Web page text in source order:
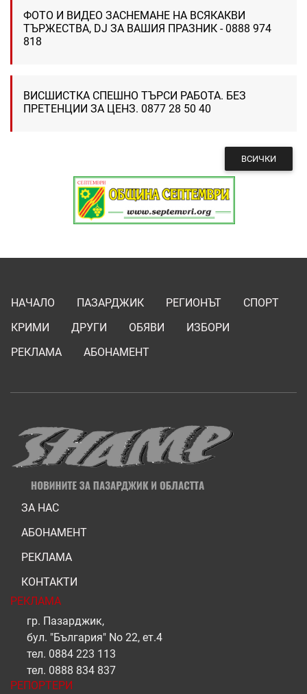
ФОТО И ВИДЕО ЗАСНЕМАНЕ НА ВСЯКАКВИ
ТЪРЖЕСТВА, DJ ЗА ВАШИЯ ПРАЗНИК - 0888 974
818
ВИСШИСТКА СПЕШНО ТЪРСИ РАБОТА. БЕЗ
ПРЕТЕНЦИИ ЗА ЦЕНЗ. 0877 28 50 40
ВСИЧКИ
НАЧАЛО ПАЗАРДЖИК РЕГИОНЪТ
СПОРТ
КРИМИ
ДРУГИ ОБЯВИ
ИЗБОРИ
РЕКЛАМА
АБОНАМЕНТ
ЗА НАС
АБОНАМЕНТ
РЕКЛАМА
КОНТАКТИ
РЕКЛАМА
гр. Пазарджик,
бул. "България" No 22, ет.4
тел. 0884 223 113
тел. 0888 834 837
РЕПОРТЕРИ